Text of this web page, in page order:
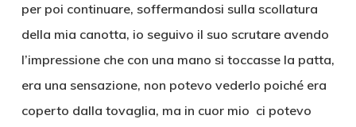
per poi continuare, soffermandosi sulla scollatura
della mia canotta, io seguivo il suo scrutare avendo
l’impressione che con una mano si toccasse la patta,
era una sensazione, non potevo vederlo poiché era
coperto dalla tovaglia, ma in cuor mio ci potevo